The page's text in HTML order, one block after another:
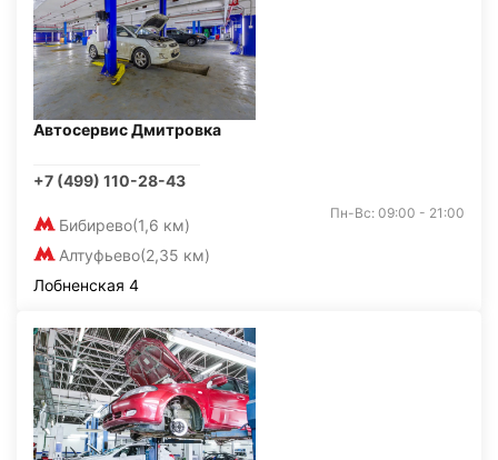
Автосервис Дмитровка
+7 (499) 110-28-43
Бибирево(1,6 км)
Алтуфьево(2,35 км)
Пн-Вс: 09:00 - 21:00
Лобненская 4